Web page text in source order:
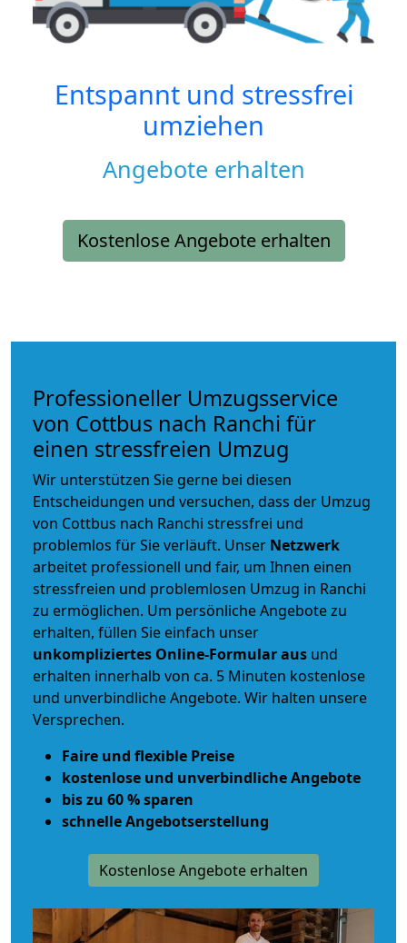
Entspannt und stressfrei
umziehen
Angebote erhalten
Kostenlose Angebote erhalten
Professioneller Umzugsservice
von Cottbus nach Ranchi für
einen stressfreien Umzug
Wir unterstützen Sie gerne bei diesen
Entscheidungen und versuchen, dass der Umzug
von Cottbus nach Ranchi stressfrei und
problemlos für Sie verläuft. Unser Netzwerk
arbeitet professionell und fair, um Ihnen einen
stressfreien und problemlosen Umzug in Ranchi
zu ermöglichen. Um persönliche Angebote zu
erhalten, füllen Sie einfach unser
unkompliziertes Online-Formular aus und
erhalten innerhalb von ca. 5 Minuten kostenlose
und unverbindliche Angebote. Wir halten unsere
Versprechen.
Faire und flexible Preise
kostenlose und unverbindliche Angebote
bis zu 60 % sparen
schnelle Angebotserstellung
Kostenlose Angebote erhalten